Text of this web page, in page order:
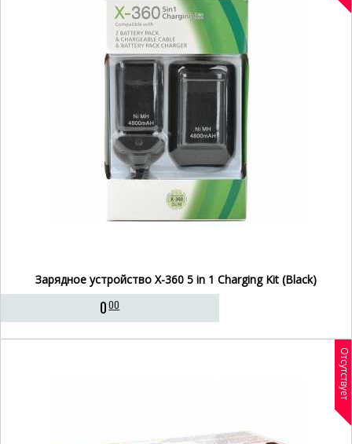
Зарядное устройство X-360 5 in 1 Charging Kit (Black)
000
Отсутствует